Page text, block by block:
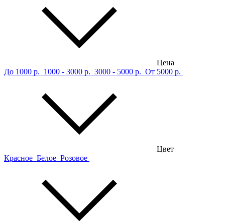
Цена
До 1000 р. 1000 - 3000 р. 3000 - 5000 р. От 5000 р.
Цвет
Красное Белое Розовое